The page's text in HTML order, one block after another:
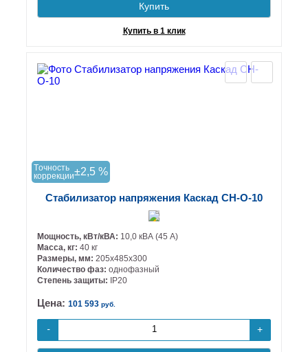
Купить
Купить в 1 клик
Tочность
коррекции±2,5 %
Стабилизатор напряжения Каскад СН-О-10
Мощность, кВт/кВА: 10,0 кВА (45 А)
Масса, кг: 40 кг
Размеры, мм: 205х485х300
Количество фаз: однофазный
Степень защиты:
IP20
Цена: 101 593 руб.
- +